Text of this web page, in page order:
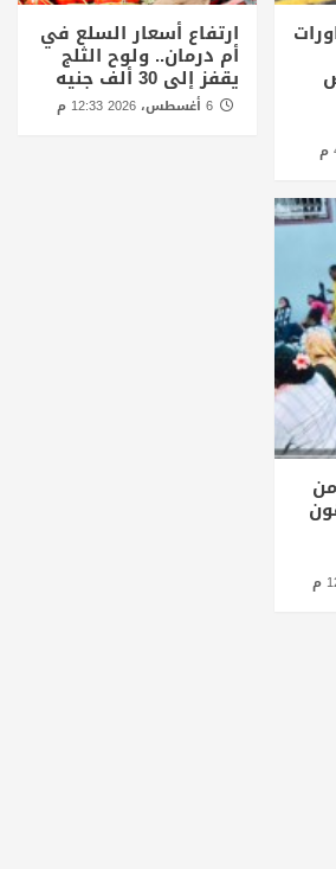
ارتفاع أسعار السلع في
أم درمان.. ولوح الثلج
يقفز إلى 30 ألف جنيه
6 أغسطس، 2026 12:33 م